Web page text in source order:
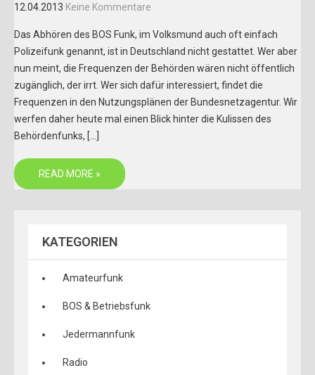
12.04.2013 Keine Kommentare
Das Abhören des BOS Funk, im Volksmund auch oft einfach
Polizeifunk genannt, ist in Deutschland nicht gestattet. Wer aber
nun meint, die Frequenzen der Behörden wären nicht öffentlich
zugänglich, der irrt. Wer sich dafür interessiert, findet die
Frequenzen in den Nutzungsplänen der Bundesnetzagentur. Wir
werfen daher heute mal einen Blick hinter die Kulissen des
Behördenfunks, […]
READ MORE »
KATEGORIEN
Amateurfunk
BOS & Betriebsfunk
Jedermannfunk
Radio